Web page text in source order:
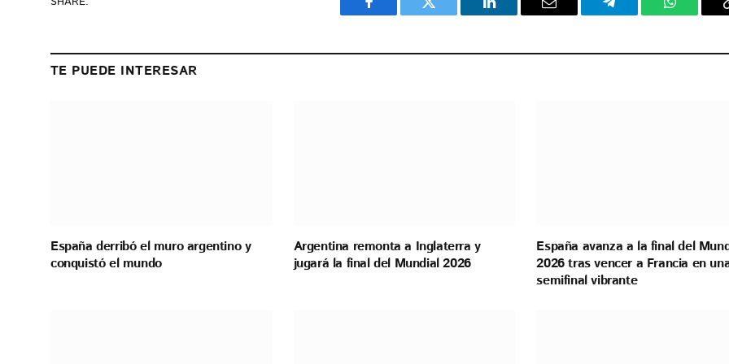
Facebook Twitter LinkedIn Email Telegram
TE PUEDE INTERESAR
España derribó el muro argentino y
conquistó el mundo
Argentina remonta a Inglaterra y
jugará la final del Mundial 2026
España avanza a la final del
2026 tras vencer a Francia en
semifinal vibrante